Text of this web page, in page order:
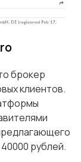
брокер
клиентов.
рублей.